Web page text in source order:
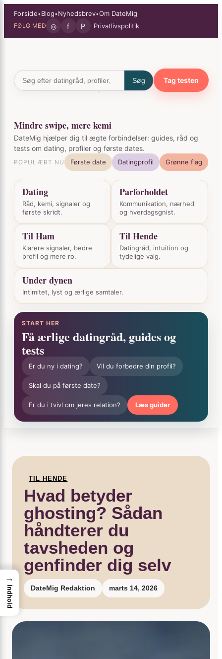
SpringForside•Blog•Nyhedsbrev•Om DateMig
FØLG MED ◎ f P Privatlivspolitik
Søg Tag testen
Mindre swipe, mere kemi
DateMig hjælper dig til ægte forbindelser: guides, råd og
tests om dating, profiler og første dates.
POPULÆRT NU Første date Datingprofil Grønne flag
Dating
Råd, kemi, signaler og
første skridt.
Parforholdet
Kommunikation, nærhed
og hverdagsgnist.
Til Ham
Klarere signaler, bedre
profil og mere ro.
Til Hende
Datingråd, intuition og
tydelige valg.
Under dynen
Intimitet, lyst og ærlige samtaler.
START HER
Få ærlige datingråd, guides og
tests
Er du ny i dating? Vil du forbedre din profil?
Skal du på første date?
Er du i tvivl om jeres relation? Læs guider
TIL HENDE
Hvad betyder
ghosting? Sådan
håndterer du
tavsheden og
genfinder dig selv
DateMig Redaktion marts 14, 2026
→
Indhold